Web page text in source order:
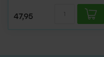
47,95